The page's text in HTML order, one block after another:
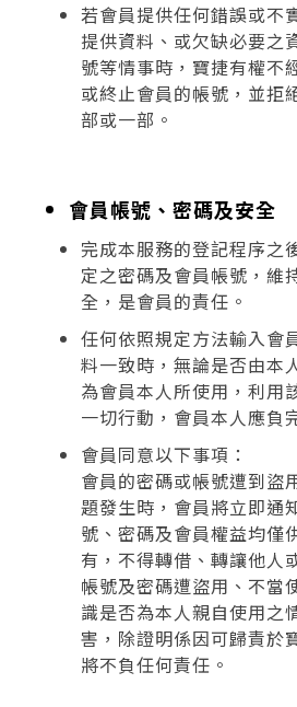
若會員提供任何錯誤或不
提供資料、或欠缺必要之
號等情事時，寶捷有權不
或終止會員的帳號，並拒
部或一部。
會員帳號、密碼及安全
完成本服務的登記程序之
定之密碼及會員帳號，維
全，是會員的責任。
任何依照規定方法輸入會
料一致時，無論是否由本
為會員本人所使用，利用
一切行動，會員本人應負
會員同意以下事項：
會員的密碼或帳號遭到盜
題發生時，會員將立即通
號、密碼及會員權益均僅
有，不得轉借、轉讓他人
帳號及密碼遭盜用、不當
識是否為本人親自使用之
害，除證明係因可歸責於
將不負任何責任。